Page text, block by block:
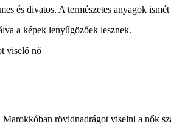
és divatos. A természetes anyagok
a képek lenyűgözőek lesznek.
rövidnadrágot viselni a nők